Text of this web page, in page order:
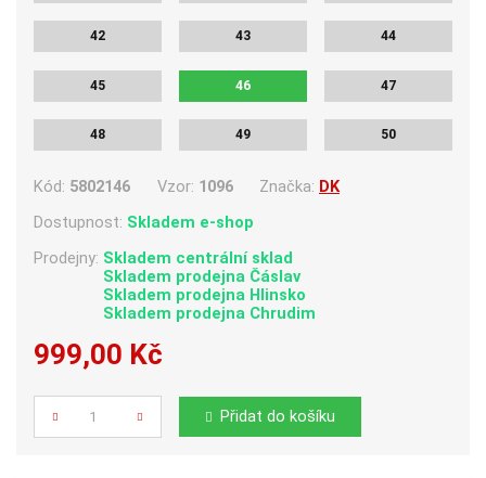
42 43 44
45 46 47
48 49 50
Kód: 5802146 Vzor: 1096 Značka: DK
Dostupnost: Skladem e-shop
Prodejny: Skladem centrální sklad
Skladem prodejna Čáslav
Skladem prodejna Hlinsko
Skladem prodejna Chrudim
999,00 Kč
Počet
Přidat do košíku